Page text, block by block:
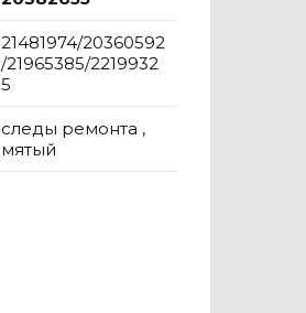
21481974/20360592
/21965385/2219932
5
следы ремонта ,
мятый